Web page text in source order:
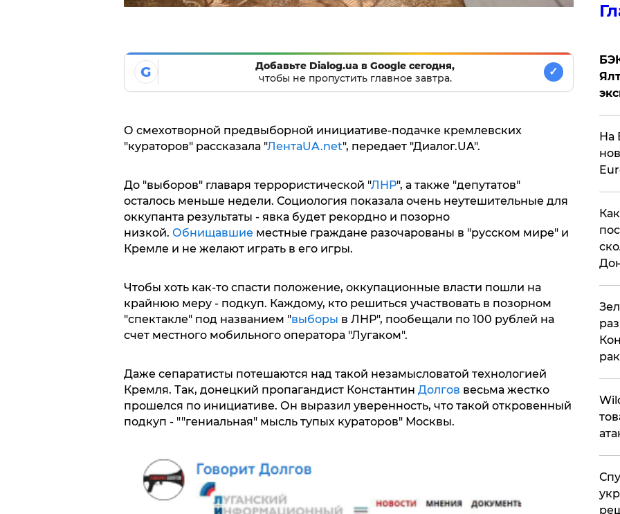
G
Добавьте Dialog.ua в Google сегодня,
чтобы не пропустить главное завтра.
✓
О смехотворной предвыборной инициативе-подачке кремлевских
"кураторов" рассказала "ЛентаUA.net", передает "Диалог.UA".
До "выборов" главаря террористической "ЛНР", а также "депутатов"
осталось меньше недели. Социология показала очень неутешительные для
оккупанта результаты - явка будет рекордно и позорно
низкой. Обнищавшиеместные граждане разочарованы в "русском мире" и
Кремле и не желают играть в его игры.
Чтобы хоть как-то спасти положение, оккупационные власти пошли на
крайнюю меру - подкуп. Каждому, кто решиться участвовать в позорном
"спектакле" под названием "выборы в ЛНР", пообещали по 100 рублей на
счет местного мобильного оператора "Лугаком".
Даже сепаратисты потешаются над такой незамысловатой технологией
Кремля. Так, донецкий пропагандист Константин Долгов весьма жестко
прошелся по инициативе. Он выразил уверенность, что такой откровенный
подкуп - ""гениальная" мысль тупых кураторов" Москвы.
На